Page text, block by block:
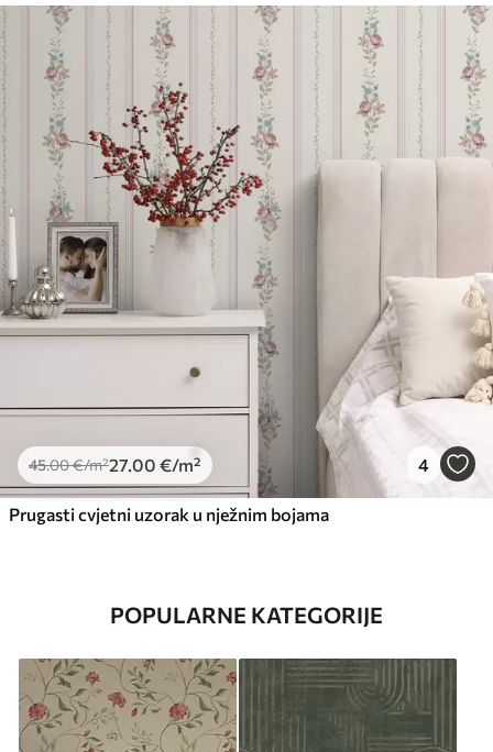
45.00€/m²27.00 €/m² 4
Prugasti cvjetni uzorak u nježnim bojama
POPULARNE KATEGORIJE